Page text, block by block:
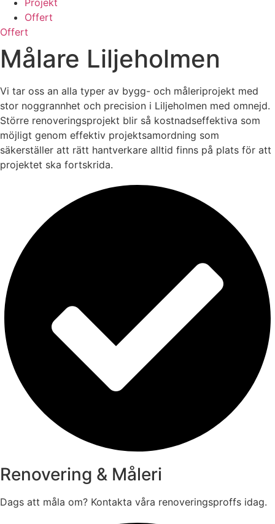
Projekt
Offert
Offert
Målare Liljeholmen
Vi tar oss an alla typer av bygg- och måleriprojekt med
stor noggrannhet och precision i Liljeholmen med omnejd.
Större renoveringsprojekt blir så kostnadseffektiva som
möjligt genom effektiv projektsamordning som
säkerställer att rätt hantverkare alltid finns på plats för att
projektet ska fortskrida.
Renovering & Måleri
Dags att måla om? Kontakta våra renoveringsproffs idag.